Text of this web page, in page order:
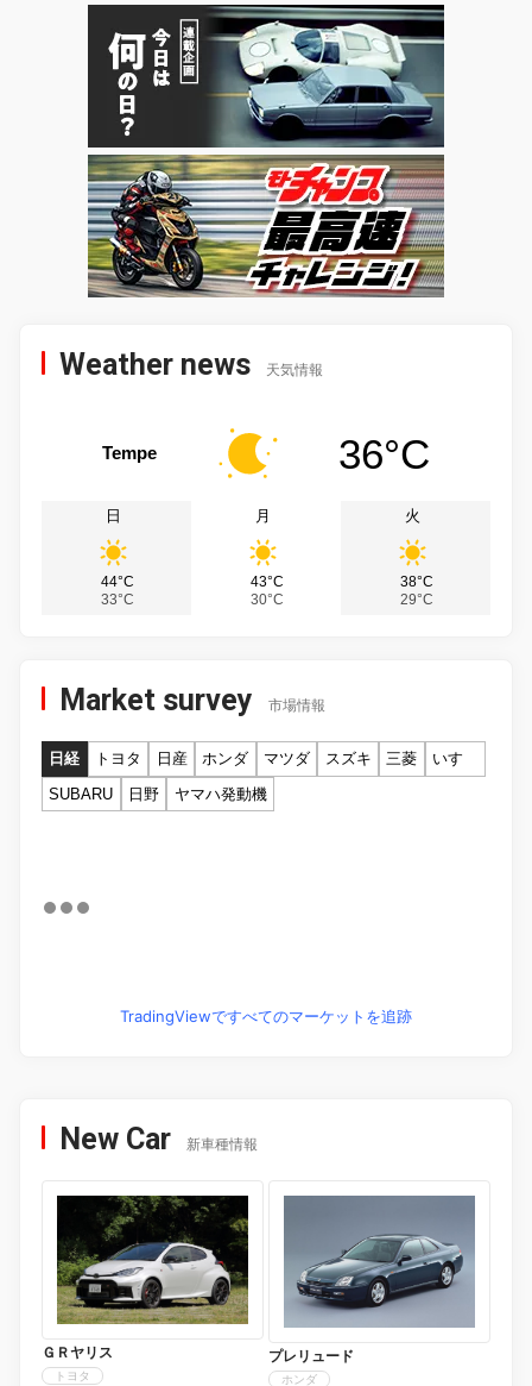
Weather news 天気情報
Tempe 36°C
日
44°C
33°C
月
43°C
30°C
火
38°C
29°C
Market survey 市場情報
日経 トヨタ 日産 ホンダ マツダ スズキ 三菱
いすゞ
SUBARU
日野 ヤマハ発動機
TradingViewですべてのマーケットを追跡
New Car 新車種情報
ＧＲヤリス
トヨタ
プレリュード
ホンダ